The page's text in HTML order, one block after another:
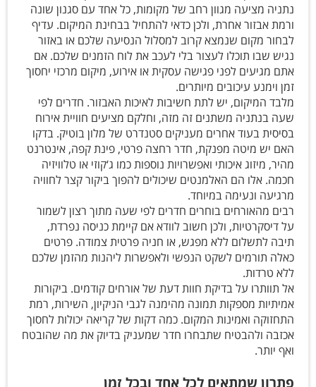
נתניה מציעה מגוון רחב של מקומות, כל אחד עם סגנון שונה
ורמת אבזור אחרת, ולכן כדאי להתחיל בבחינת המיקום. עדיף
לבחור מקום שנמצא קרוב למסלול הנסיעה שלכם או באזור
נגיש שבו תוכלו לעצור בלי לעכב את לוח הזמנים שלכם. אם
אתם מגיעים לפני פגישה עסקית או אירוע, מיקום מרכזי יחסוך
זמן וימנע עיכובים מיותרים.
מלבד המיקום, יש לתת חשיבות לאיכות האבזור. חדרים לפי
שעה בנתניה משתנים זה מזה, וחלקם מציעים חוויית אירוח
בסיסית בעוד אחרים מעניקים סטנדרט של מלון בוטיק. בדקו
האם יש מיטה מפנקת, חדר רחצה פרטי, פינת קפה, אינטרנט
מהיר, מיזוג איכותי ואפשרויות נוספות כמו ג‘קוזי או טלוויזיה
חכמה. אלו הם האלמנטים שיכולים להפוך ביקור קצר לחוויה
מרגיעה ונעימה במיוחד.
רבים מהאורחים בוחרים חדרים לפי שעה מתוך רצון לשמור
על דיסקרטיות, ולכן חשוב לוודא אם קיימת כניסה נפרדת,
תיבה לתשלום ללא מפגש, או חניה פרטית צמודה. פרטים
כאלה תורמים לשקט הנפשי ולאפשרות ליהנות מהזמן שלכם
ללא טרדות.
אל תוותרו על בדיקת חוות דעת של אורחים קודמים. ביקורות
אמיתיות מספקות תמונה מהימנה לגבי הניקיון, השירות, רמת
התחזוקה ואמינות המקום. כמה דקות של קריאה יכולות לחסוך
אכזבה ולהבטיח שתבחרו חדר שמעניק בדיוק את מה שהובטח
ואף יותר.
פתרון שמתאים לכל אחד ובכל זמן